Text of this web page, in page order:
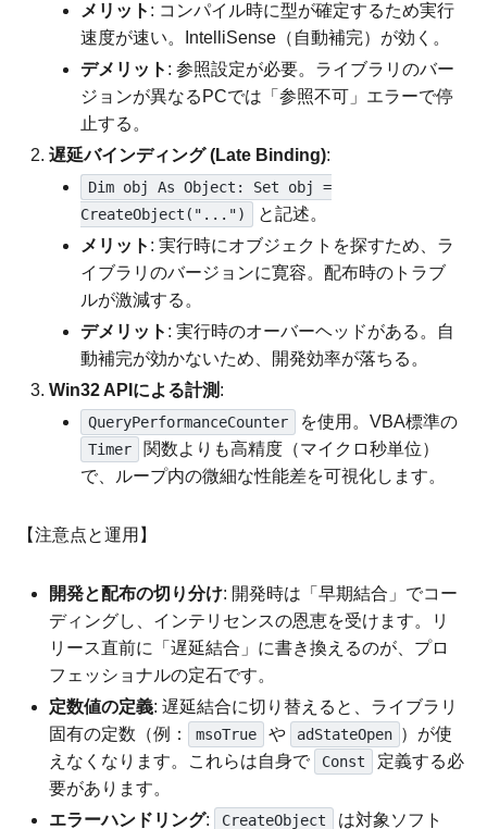
メリット : コンパイル時に型が確定するため実行
速度が速い。IntelliSense（自動補完）が効く。
デメリット : 参照設定が必要。ライブラリのバー
ジョンが異なるPCでは「参照不可」エラーで停
止する。
遅延バインディング (Late Binding):
Dim obj As Object: Set obj =
CreateObject("...")
と記述。
メリット : 実行時にオブジェクトを探すため、ラ
イブラリのバージョンに寛容。配布時のトラブ
ルが激減する。
デメリット : 実行時のオーバーヘッドがある。自
動補完が効かないため、開発効率が落ちる。
Win32 APIによる計測 :
QueryPerformanceCounter を使用。VBA標準の
Timer
関数よりも高精度（マイクロ秒単位）
で、ループ内の微細な性能差を可視化します。
【注意点と運用】
開発と配布の切り分け: 開発時は「早期結合」でコー
ディングし、インテリセンスの恩恵を受けます。リ
リース直前に「遅延結合」に書き換えるのが、プロ
フェッショナルの定石です。
定数値の定義: 遅延結合に切り替えると、ライブラリ
固有の定数（例：
msoTrue や adStateOpen ）が使
えなくなります。これらは自身で
Const
定義する必
要があります。
エラーハンドリング: CreateObject
は対象ソフト